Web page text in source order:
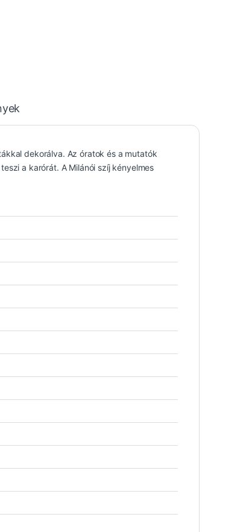
dekorálva. Az óratok és a mutatók
a karórát. A Milánói szíj kényelmes